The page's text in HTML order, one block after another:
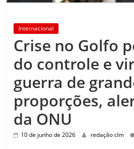
Internacional
Crise no Golfo
do controle e
guerra de
proporções,
da ONU
10 de junho de 2026 redação clm